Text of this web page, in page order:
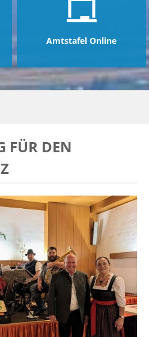
Amtstafel Online
FÜR DEN